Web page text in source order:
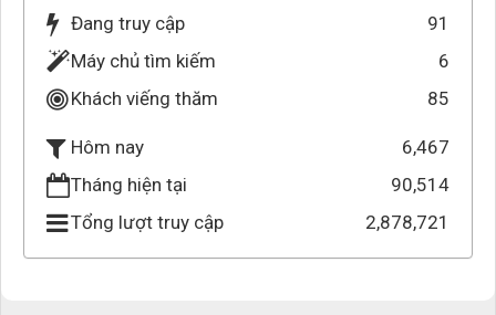
Đang truy cập
91
Máy chủ tìm kiếm
6
Khách viếng thăm
85
Hôm nay
6,467
Tháng hiện tại
90,514
Tổng lượt truy cập
2,878,721